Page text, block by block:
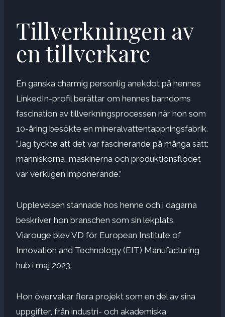
Tillverkningen av
en tillverkare
En ganska charmig personlig anekdot på hennes
LinkedIn-profil berättar om hennes barndoms
fascination av tillverkningsprocessen när hon som
10-åring besökte en mineralvattentappningsfabrik.
”Jag tyckte att det var fascinerande på många sätt;
människorna, maskinerna och produktionsflödet
var verkligen imponerande.”
Upplevelsen stannade hos henne och i dagarna
beskriver hon branschen som sin lekplats.
Viarouge blev VD för European Institute of
Innovation and Technology (EIT) Manufacturing
hub i maj 2023.
Hon övervakar flera projekt som en del av sina
uppgifter, från industri- och akademiska